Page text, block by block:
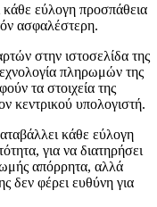
κάθε εύλογη προσπάθεια
ασφαλέστερη.
στην ιστοσελίδα της
πληρωμών της
τα στοιχεία της
κεντρικού υπολογιστή.
κάθε εύλογη
για να διατηρήσει
απόρρητα, αλλά
δεν φέρει ευθύνη για